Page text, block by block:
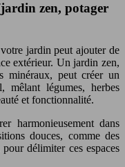
zen, potager
jardin peut ajouter de
extérieur. Un jardin zen,
minéraux, peut créer un
mêlant légumes, herbes
et fonctionnalité.
harmonieusement dans
douces, comme des
délimiter ces espaces